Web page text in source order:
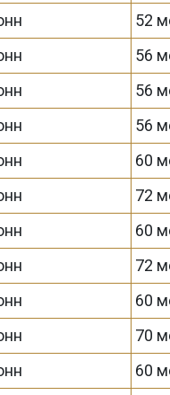
52
56
56
56
60
72
60
72
60
70
60